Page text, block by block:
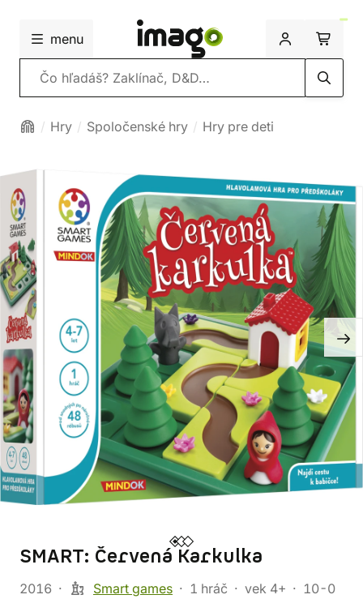
menu
Vyhľadávanie
Hry Spoločenské hry Hry pre deti
SMART: Červená Karkulka
2016 Smart games 1 hráč vek 4+
10-0